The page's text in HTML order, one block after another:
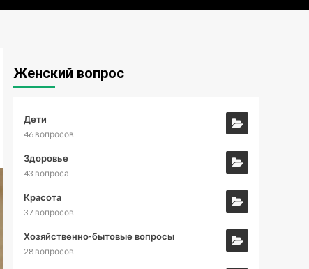
Женский вопрос
Дети
46 вопросов
Здоровье
43 вопроса
Красота
37 вопросов
Хозяйственно-бытовые вопросы
28 вопросов